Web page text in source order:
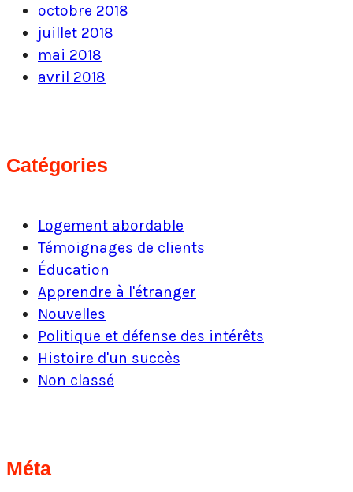
octobre 2018
juillet 2018
mai 2018
avril 2018
Catégories
Logement abordable
Témoignages de clients
Éducation
Apprendre à l'étranger
Nouvelles
Politique et défense des intérêts
Histoire d'un succès
Non classé
Méta